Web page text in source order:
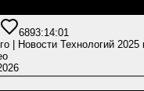
6893:14:01
| Новости Технологий 2025